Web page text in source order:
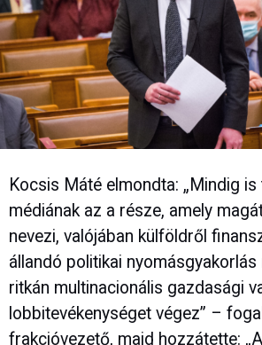
Kocsis Máté elmondta: „Mindig is
médiának az a része, amely
nevezi, valójában külföldről
állandó politikai nyomásgyakorlás
ritkán multinacionális gazdasági
lobbitevékenységet végez” –
frakcióvezető, majd hozzátette: